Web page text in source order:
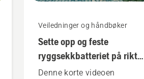
Veiledninger og håndbøker
Sette opp og feste
ryggsekkbatteriet på riktig
måte
Denne korte videoen